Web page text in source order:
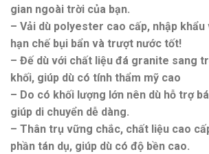
gian ngoài trời của bạn.
– Vải dù polyester cao cấp, nhập khẩu
hạn chế bụi bẩn và trượt nước tốt!
– Đế dù với chất liệu đá granite sang
khối, giúp dù có tính thẩm mỹ cao
– Do có khối lượng lớn nên dù hỗ trợ
giúp di chuyển dễ dàng.
– Thân trụ vững chắc, chất liệu cao
phần tán dụ, giúp dù có độ bền cao.